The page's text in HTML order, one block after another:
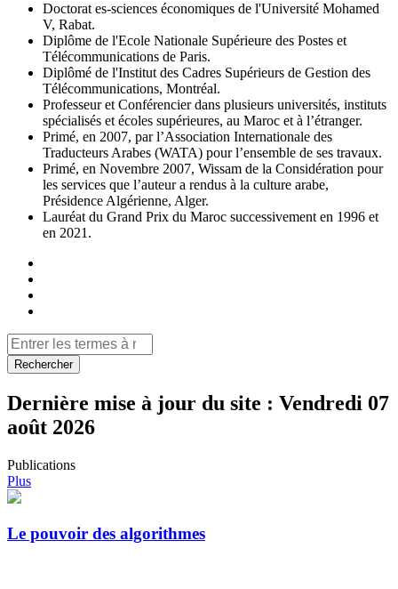
Doctorat es-sciences économiques de l'Université Mohamed
V, Rabat.
Diplôme de l'Ecole Nationale Supérieure des Postes et
Télécommunications de Paris.
Diplômé de l'Institut des Cadres Supérieurs de Gestion des
Télécommunications, Montréal.
Professeur et Conférencier dans plusieurs universités, instituts
spécialisés et écoles supérieures, au Maroc et à l’étranger.
Primé, en 2007, par l’Association Internationale des
Traducteurs Arabes (WATA) pour l’ensemble de ses travaux.
Primé, en Novembre 2007, Wissam de la Considération pour
les services que l’auteur a rendus à la culture arabe,
Présidence Algérienne, Alger.
Lauréat du Grand Prix du Maroc successivement en 1996 et
en 2021.
Rechercher
Dernière mise à jour du site : Vendredi 07
août 2026
Publications
Plus
Le pouvoir des algorithmes